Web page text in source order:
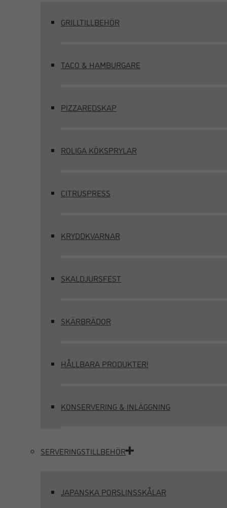
GRILLTILLBEHÖR
TACO & HAMBURGARE
PIZZAREDSKAP
ROLIGA KÖKSPRYLAR
CITRUSPRESS
KRYDDKVARNAR
SKALDJURSFEST
SKÄRBRÄDOR
HÅLLBARA PRODUKTER!
KONSERVERING & INLÄGGNING
SERVERINGSTILLBEHÖR
JAPANSKA PORSLINSSKÅLAR